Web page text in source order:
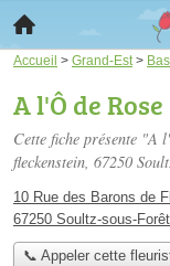
Accueil > Grand-Est >
A l'Ô de Rose
Cette fiche présente "A
fleckenstein, 67250
10 Rue des Barons de
67250 Soultz-sous-
📞 Appeler cette